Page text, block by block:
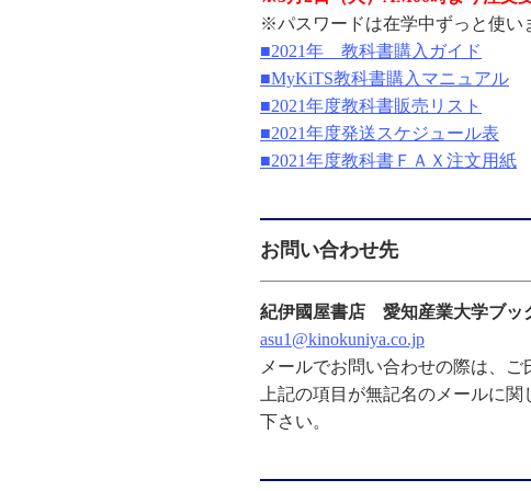
※パスワードは在学中ずっと使い
■2021年 教科書購入ガイド
■MyKiTS教科書購入マニュアル
■2021年度教科書販売リスト
■2021年度発送スケジュール表
■2021年度教科書ＦＡＸ注文用紙
お問い合わせ先
紀伊國屋書店 愛知産業大学ブッ
asu1@kinokuniya.co.jp
メールでお問い合わせの際は、
上記の項目が無記名のメールに
下さい。